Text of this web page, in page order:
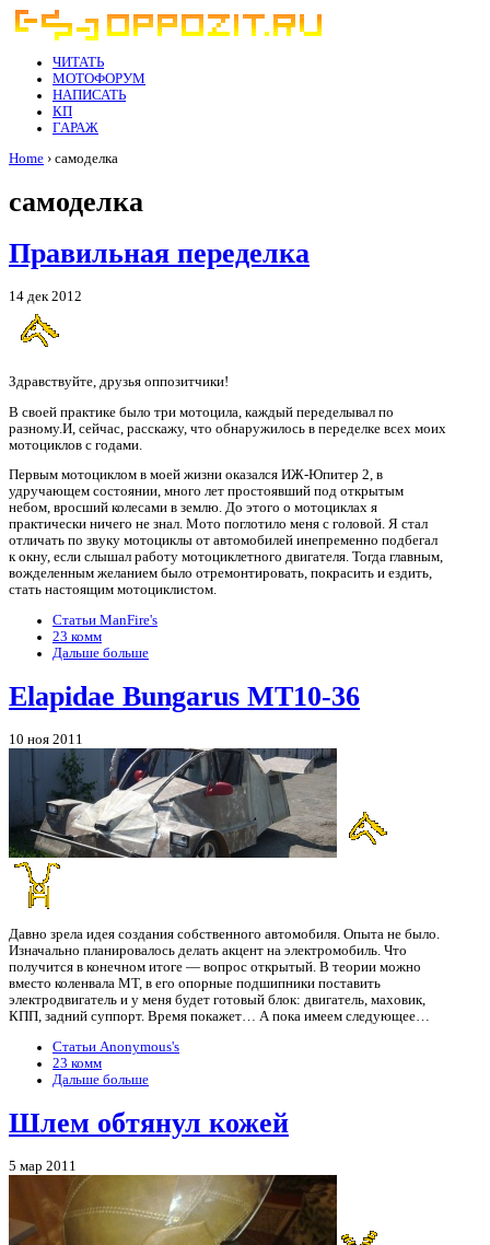
ЧИТАТЬ
МОТОФОРУМ
НАПИСАТЬ
КП
ГАРАЖ
Home › самоделка
самоделка
Правильная переделка
14 дек 2012
Здравствуйте, друзья оппозитчики!
В своей практике было три мотоцила, каждый переделывал по
разному.И, сейчас, расскажу, что обнаружилось в переделке всех моих
мотоциклов с годами.
Первым мотоциклом в моей жизни оказался ИЖ-Юпитер 2, в
удручающем состоянии, много лет простоявший под открытым
небом, вросший колесами в землю. До этого о мотоциклах я
практически ничего не знал. Мото поглотило меня с головой. Я стал
отличать по звуку мотоциклы от автомобилей инепременно подбегал
к окну, если слышал работу мотоциклетного двигателя. Тогда главным,
вожделенным желанием было отремонтировать, покрасить и ездить,
стать настоящим мотоциклистом.
Статьи ManFire's
23 комм
Дальше больше
Elapidae Bungarus МТ10-36
10 ноя 2011
Давно зрела идея создания собственного автомобиля. Опыта не было.
Изначально планировалось делать акцент на электромобиль. Что
получится в конечном итоге — вопрос открытый. В теории можно
вместо коленвала МТ, в его опорные подшипники поставить
электродвигатель и у меня будет готовый блок: двигатель, маховик,
КПП, задний суппорт. Время покажет… А пока имеем следующее…
Статьи Anonymous's
23 комм
Дальше больше
Шлем обтянул кожей
5 мар 2011